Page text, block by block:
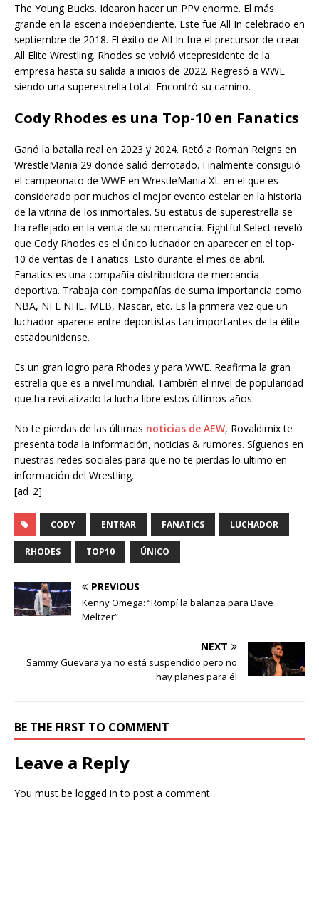
The Young Bucks. Idearon hacer un PPV enorme. El más
grande en la escena independiente. Este fue All In celebrado en
septiembre de 2018. El éxito de All In fue el precursor de crear
All Elite Wrestling. Rhodes se volvió vicepresidente de la
empresa hasta su salida a inicios de 2022. Regresó a WWE
siendo una superestrella total. Encontró su camino.
Cody Rhodes es una Top-10 en Fanatics
Ganó la batalla real en 2023 y 2024. Retó a Roman Reigns en
WrestleMania 29 donde salió derrotado. Finalmente consiguió
el campeonato de WWE en WrestleMania XL en el que es
considerado por muchos el mejor evento estelar en la historia
de la vitrina de los inmortales. Su estatus de superestrella se
ha reflejado en la venta de su mercancía. Fightful Select reveló
que Cody Rhodes es el único luchador en aparecer en el top-
10 de ventas de Fanatics. Esto durante el mes de abril.
Fanatics es una compañía distribuidora de mercancía
deportiva. Trabaja con compañías de suma importancia como
NBA, NFL NHL, MLB, Nascar, etc. Es la primera vez que un
luchador aparece entre deportistas tan importantes de la élite
estadounidense.
Es un gran logro para Rhodes y para WWE. Reafirma la gran
estrella que es a nivel mundial. También el nivel de popularidad
que ha revitalizado la lucha libre estos últimos años.
No te pierdas de las últimas noticias de AEW, Rovaldimix te
presenta toda la información, noticias & rumores. Síguenos en
nuestras redes sociales para que no te pierdas lo ultimo en
información del Wrestling.
[ad_2]
CODY ENTRAR FANATICS LUCHADOR
RHODES TOP10 ÚNICO
PREVIOUS
Kenny Omega: “Rompí la balanza para Dave
Meltzer”
NEXT
Sammy Guevara ya no está suspendido pero no
hay planes para él
BE THE FIRST TO COMMENT
Leave a Reply
You must be logged in to post a comment.